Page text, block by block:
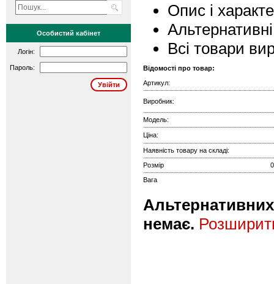
Особистий кабінет
Логін:
Пароль:
Опис і
Всі товари
Відомості про товар:
Артикул:
Виробник:
Модель:
Ціна:
Наявність товару на складі:
Розмір
Вага
Альтернативних
немає.